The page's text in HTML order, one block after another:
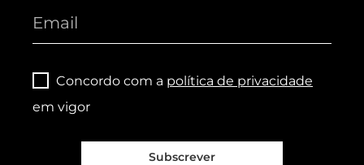
Concordo com a política de privacidade
em vigor
Subscrever